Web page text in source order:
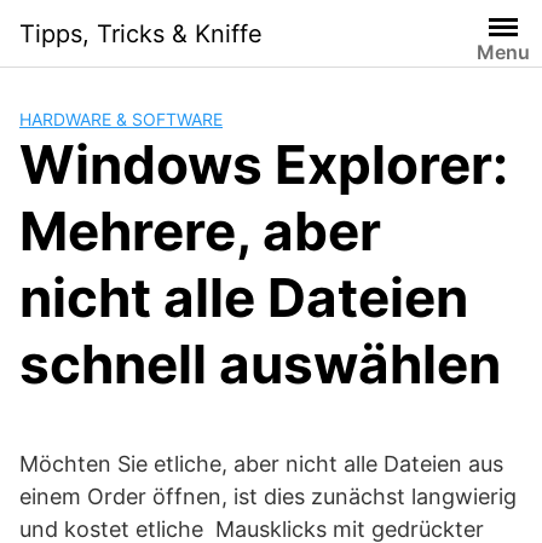
content
Tipps, Tricks & Kniffe
Menu
HARDWARE & SOFTWARE
Windows Explorer:
Mehrere, aber
nicht alle Dateien
schnell auswählen
Möchten Sie etliche, aber nicht alle Dateien aus
einem Order öffnen, ist dies zunächst langwierig
und kostet etliche Mausklicks mit gedrückter